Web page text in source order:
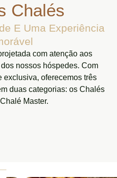
Chalés
E Uma Experiência
com atenção aos
nossos hóspedes. Com
exclusiva, oferecemos três
duas categorias: os Chalés
Master.